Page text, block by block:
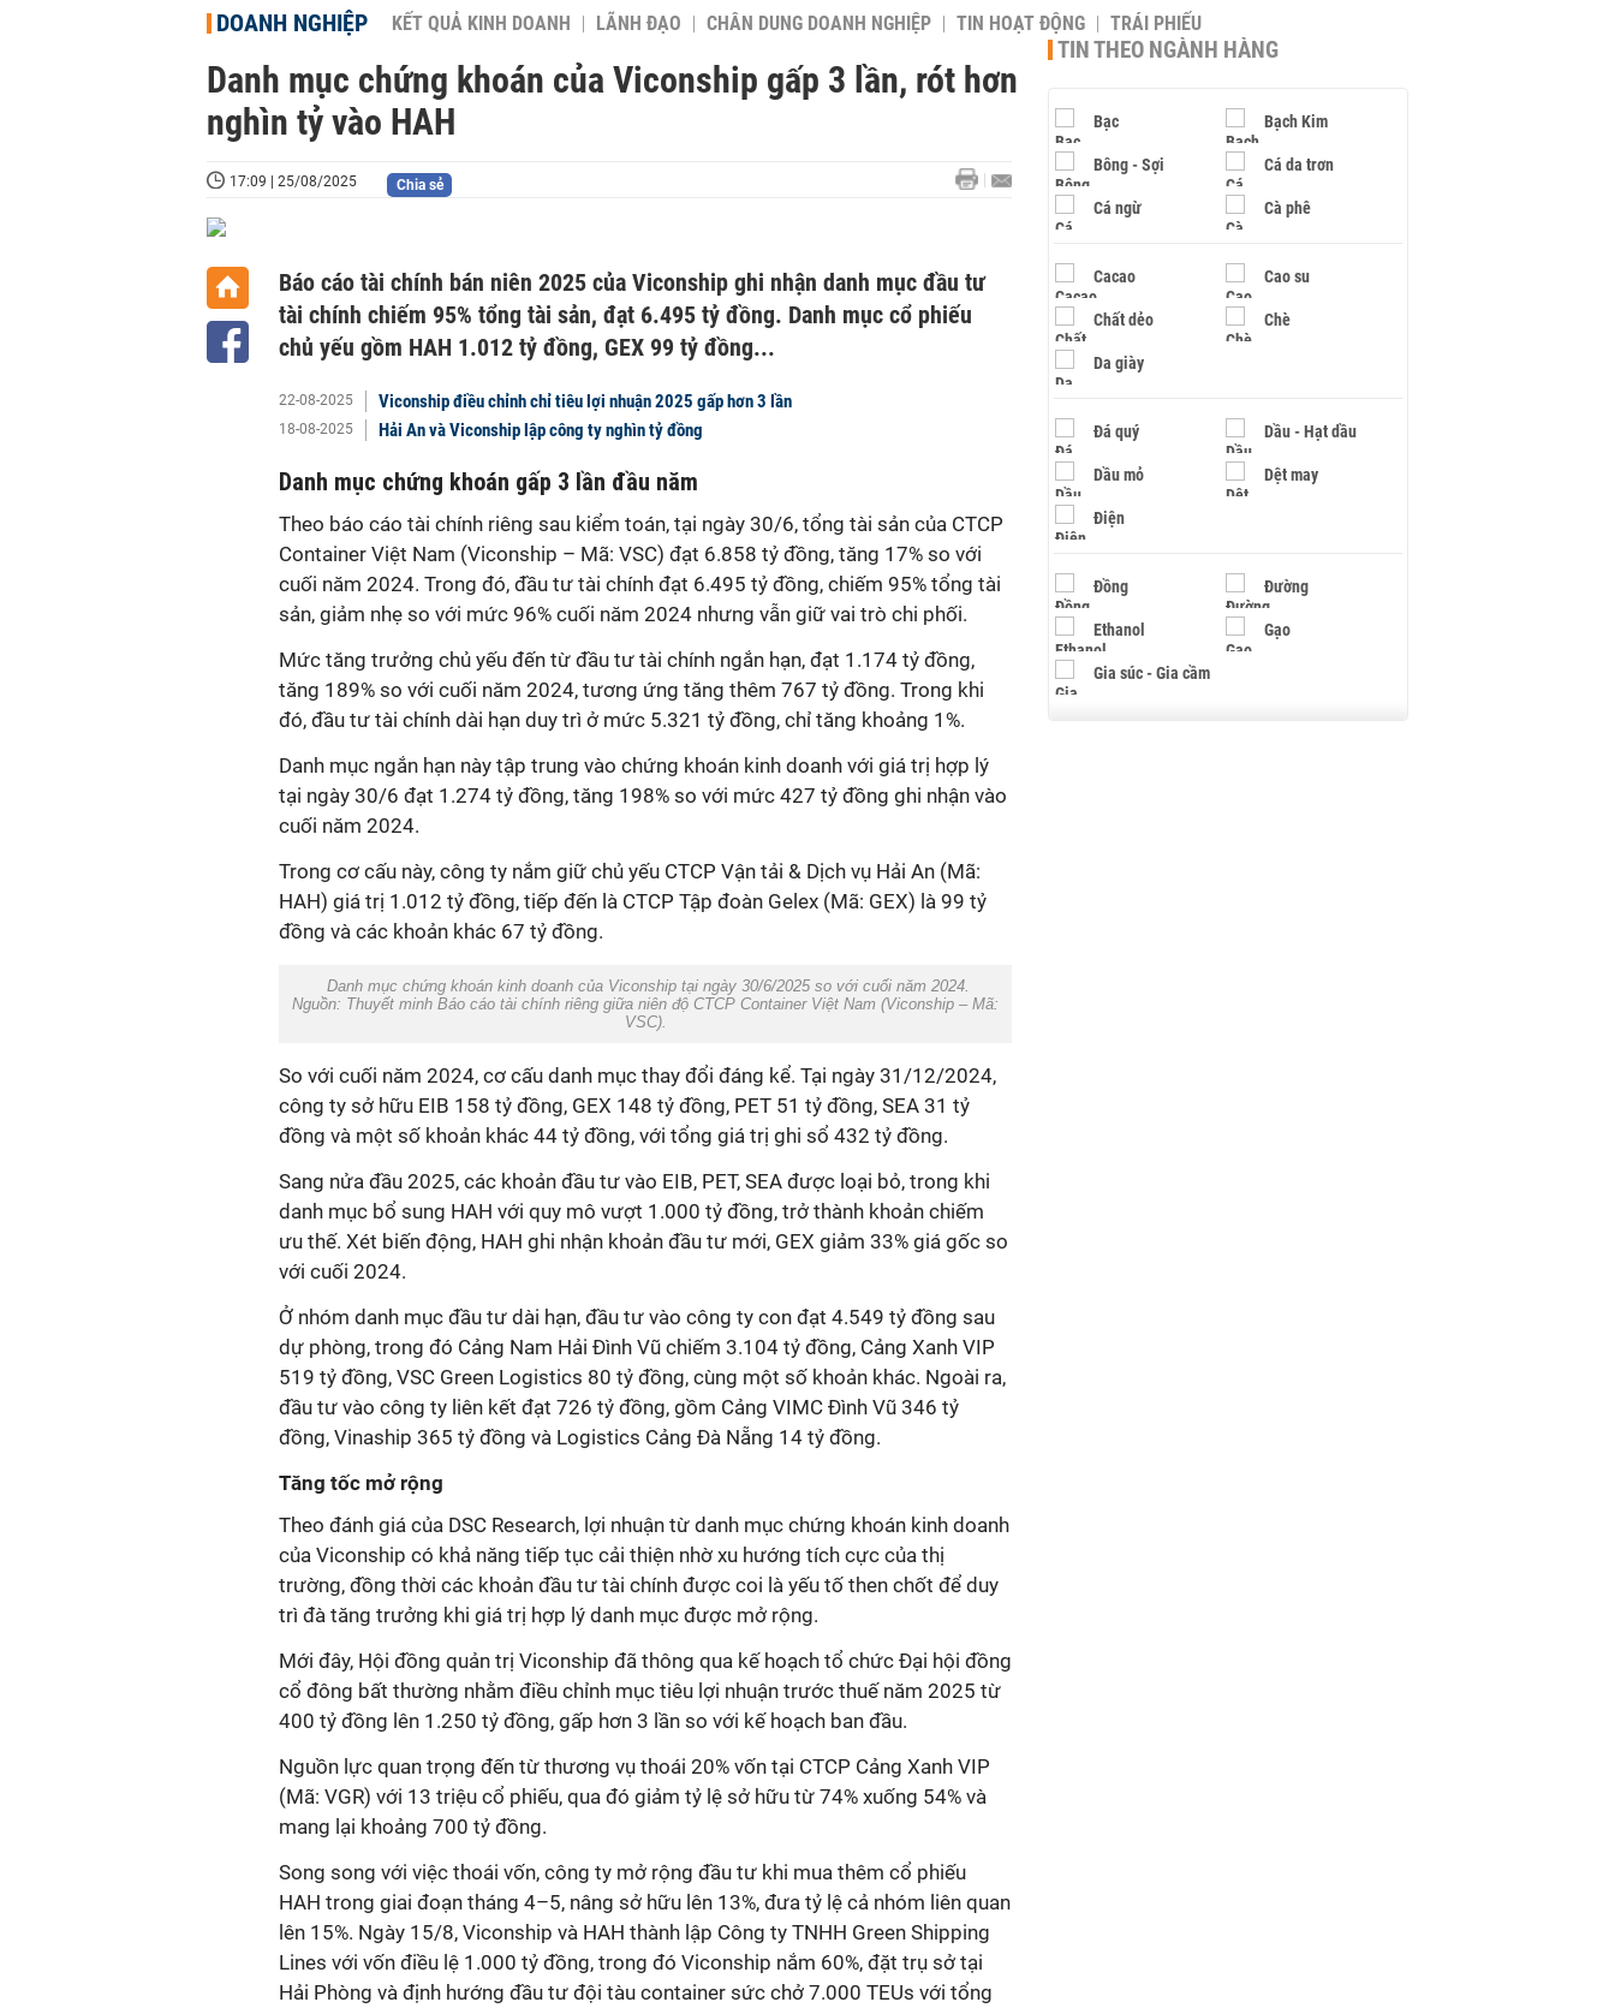
DOANH NGHIỆP KẾT QUẢ KINH DOANH LÃNH ĐẠO CHÂN DUNG DOANH NGHIỆP TIN HOẠT ĐỘNG TRÁI PHIẾU
Danh mục chứng khoán của Viconship gấp 3 lần, rót hơn
nghìn tỷ vào HAH
17:09 | 25/08/2025 Chia sẻ
Báo cáo tài chính bán niên 2025 của Viconship ghi nhận danh mục đầu tư
tài chính chiếm 95% tổng tài sản, đạt 6.495 tỷ đồng. Danh mục cổ phiếu
chủ yếu gồm HAH 1.012 tỷ đồng, GEX 99 tỷ đồng...
22-08-2025 Viconship điều chỉnh chỉ tiêu lợi nhuận 2025 gấp hơn 3 lần
18-08-2025 Hải An và Viconship lập công ty nghìn tỷ đồng
Danh mục chứng khoán gấp 3 lần đầu năm
Theo báo cáo tài chính riêng sau kiểm toán, tại ngày 30/6, tổng tài sản của CTCP
Container Việt Nam (Viconship – Mã: VSC) đạt 6.858 tỷ đồng, tăng 17% so với
cuối năm 2024. Trong đó, đầu tư tài chính đạt 6.495 tỷ đồng, chiếm 95% tổng tài
sản, giảm nhẹ so với mức 96% cuối năm 2024 nhưng vẫn giữ vai trò chi phối.
Mức tăng trưởng chủ yếu đến từ đầu tư tài chính ngắn hạn, đạt 1.174 tỷ đồng,
tăng 189% so với cuối năm 2024, tương ứng tăng thêm 767 tỷ đồng. Trong khi
đó, đầu tư tài chính dài hạn duy trì ở mức 5.321 tỷ đồng, chỉ tăng khoảng 1%.
Danh mục ngắn hạn này tập trung vào chứng khoán kinh doanh với giá trị hợp lý
tại ngày 30/6 đạt 1.274 tỷ đồng, tăng 198% so với mức 427 tỷ đồng ghi nhận vào
cuối năm 2024.
Trong cơ cấu này, công ty nắm giữ chủ yếu CTCP Vận tải & Dịch vụ Hải An (Mã:
HAH) giá trị 1.012 tỷ đồng, tiếp đến là CTCP Tập đoàn Gelex (Mã: GEX) là 99 tỷ
đồng và các khoản khác 67 tỷ đồng.
Danh mục chứng khoán kinh doanh của Viconship tại ngày 30/6/2025 so với cuối năm 2024.
Nguồn: Thuyết minh Báo cáo tài chính riêng giữa niên độ CTCP Container Việt Nam (Viconship – Mã:
VSC).
So với cuối năm 2024, cơ cấu danh mục thay đổi đáng kể. Tại ngày 31/12/2024,
công ty sở hữu EIB 158 tỷ đồng, GEX 148 tỷ đồng, PET 51 tỷ đồng, SEA 31 tỷ
đồng và một số khoản khác 44 tỷ đồng, với tổng giá trị ghi sổ 432 tỷ đồng.
Sang nửa đầu 2025, các khoản đầu tư vào EIB, PET, SEA được loại bỏ, trong khi
danh mục bổ sung HAH với quy mô vượt 1.000 tỷ đồng, trở thành khoản chiếm
ưu thế. Xét biến động, HAH ghi nhận khoản đầu tư mới, GEX giảm 33% giá gốc so
với cuối 2024.
Ở nhóm danh mục đầu tư dài hạn, đầu tư vào công ty con đạt 4.549 tỷ đồng sau
dự phòng, trong đó Cảng Nam Hải Đình Vũ chiếm 3.104 tỷ đồng, Cảng Xanh VIP
519 tỷ đồng, VSC Green Logistics 80 tỷ đồng, cùng một số khoản khác. Ngoài ra,
đầu tư vào công ty liên kết đạt 726 tỷ đồng, gồm Cảng VIMC Đình Vũ 346 tỷ
đồng, Vinaship 365 tỷ đồng và Logistics Cảng Đà Nẵng 14 tỷ đồng.
Tăng tốc mở rộng
Theo đánh giá của DSC Research, lợi nhuận từ danh mục chứng khoán kinh doanh
của Viconship có khả năng tiếp tục cải thiện nhờ xu hướng tích cực của thị
trường, đồng thời các khoản đầu tư tài chính được coi là yếu tố then chốt để duy
trì đà tăng trưởng khi giá trị hợp lý danh mục được mở rộng.
Mới đây, Hội đồng quản trị Viconship đã thông qua kế hoạch tổ chức Đại hội đồng
cổ đông bất thường nhằm điều chỉnh mục tiêu lợi nhuận trước thuế năm 2025 từ
400 tỷ đồng lên 1.250 tỷ đồng, gấp hơn 3 lần so với kế hoạch ban đầu.
Nguồn lực quan trọng đến từ thương vụ thoái 20% vốn tại CTCP Cảng Xanh VIP
(Mã: VGR) với 13 triệu cổ phiếu, qua đó giảm tỷ lệ sở hữu từ 74% xuống 54% và
mang lại khoảng 700 tỷ đồng.
Song song với việc thoái vốn, công ty mở rộng đầu tư khi mua thêm cổ phiếu
HAH trong giai đoạn tháng 4–5, nâng sở hữu lên 13%, đưa tỷ lệ cả nhóm liên quan
lên 15%. Ngày 15/8, Viconship và HAH thành lập Công ty TNHH Green Shipping
Lines với vốn điều lệ 1.000 tỷ đồng, trong đó Viconship nắm 60%, đặt trụ sở tại
Hải Phòng và định hướng đầu tư đội tàu container sức chở 7.000 TEUs với tổng
TIN THEO NGÀNH HÀNG
Bạc Bạch Kim
Bông - Sợi Cá da trơn
Cá ngừ Cà phê
Cacao Cao su
Chất dẻo Chè
Da giày
Đá quý Dầu - Hạt dầu
Dầu mỏ Dệt may
Điện
Đồng Đường
Ethanol Gạo
Gia súc - Gia cầm